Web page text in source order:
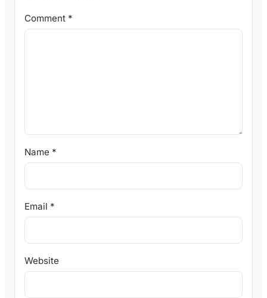
Comment *
Name *
Email *
Website